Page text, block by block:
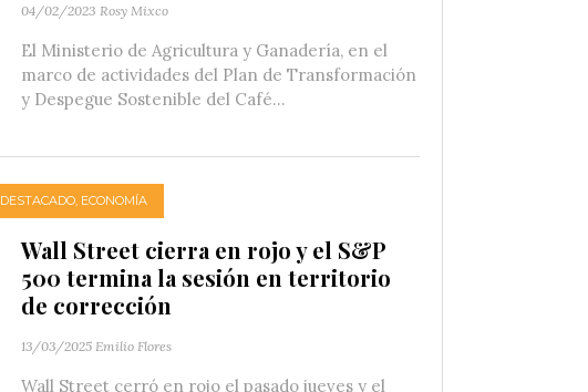
04/02/2023 Rosy Mixco
El Ministerio de Agricultura y Ganadería, en el
marco de actividades del Plan de Transformación
y Despegue Sostenible del Café...
DESTACADO, ECONOMÍA
Wall Street cierra en rojo y el S&P
500 termina la sesión en territorio
de corrección
13/03/2025 Emilio Flores
Wall Street cerró en rojo el pasado jueves y el